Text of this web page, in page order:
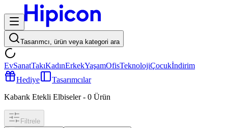
Tasarımcı, ürün veya kategori ara
EvSanatTakıKadınErkekYaşamOfisTeknolojiÇocukİndirim
Hediye
Tasarımcılar
Kabarık Etekli Elbiseler- 0 Ürün
Filtrele